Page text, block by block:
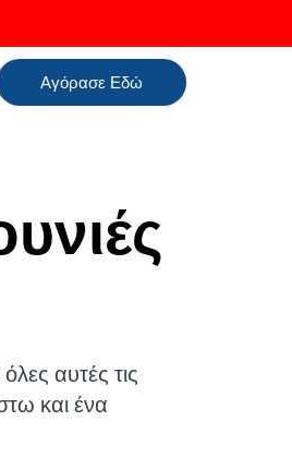
Αγόρασε Εδώ
όλες αυτές τις
και ένα